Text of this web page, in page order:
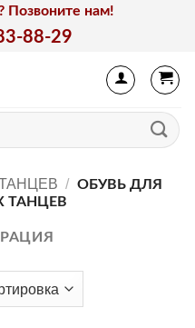
Позвоните нам!
88-29
/ ОБУВЬ ДЛЯ
ТАНЦЕВ